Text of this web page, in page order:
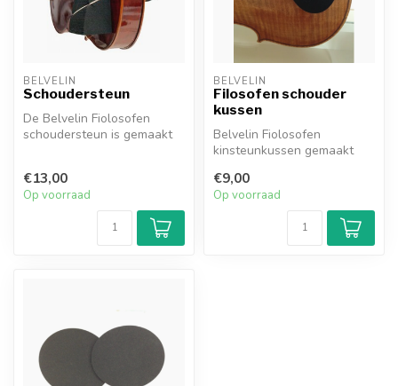
BELVELIN
Schoudersteun
De Belvelin Fiolosofen
schoudersteun is gemaakt
€13,00
Op voorraad
BELVELIN
Filosofen schouder
kussen
Belvelin Fiolosofen
kinsteunkussen gemaakt
schuimmateriaal.
€9,00
Op voorraad